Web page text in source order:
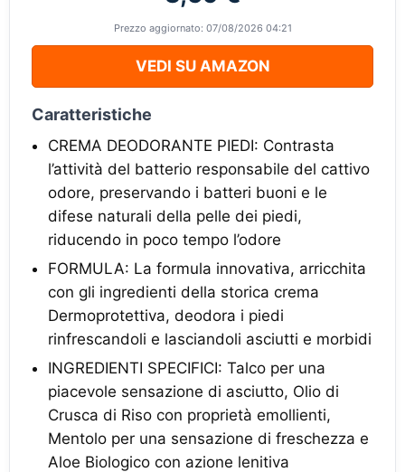
Prezzo aggiornato: 07/08/2026 04:21
VEDI SU AMAZON
Caratteristiche
CREMA DEODORANTE PIEDI: Contrasta
l’attività del batterio responsabile del cattivo
odore, preservando i batteri buoni e le
difese naturali della pelle dei piedi,
riducendo in poco tempo l’odore
FORMULA: La formula innovativa, arricchita
con gli ingredienti della storica crema
Dermoprotettiva, deodora i piedi
rinfrescandoli e lasciandoli asciutti e morbidi
INGREDIENTI SPECIFICI: Talco per una
piacevole sensazione di asciutto, Olio di
Crusca di Riso con proprietà emollienti,
Mentolo per una sensazione di freschezza e
Aloe Biologico con azione lenitiva